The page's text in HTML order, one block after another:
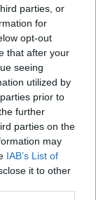
parties, or
for
opt-out
that after your
seeing
utilized by
prior to
further
parties on the
may
IAB’s List of
it to other
passo è Roma,
e si prevede
o un